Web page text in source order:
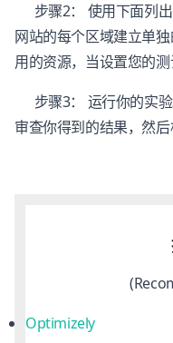
步骤2： 使用下面列
网站的每个区域建立单
用的资源，当设置您的
步骤3： 运行你的实验
审查你得到的结果，然后
Optimizely